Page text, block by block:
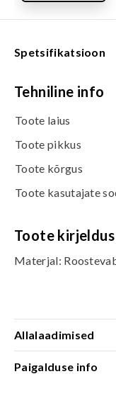
Spetsifikatsioon
Tehniline info
Toote laius
Toote pikkus
Toote kõrgus
Toote kasutajate
Toote kirjeldus
Materjal:
Allalaadimised
Paigalduse info